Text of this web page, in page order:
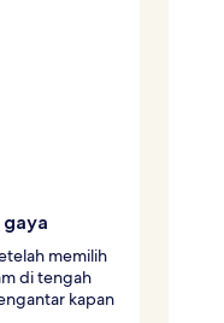
memilih
di tengah
kapan